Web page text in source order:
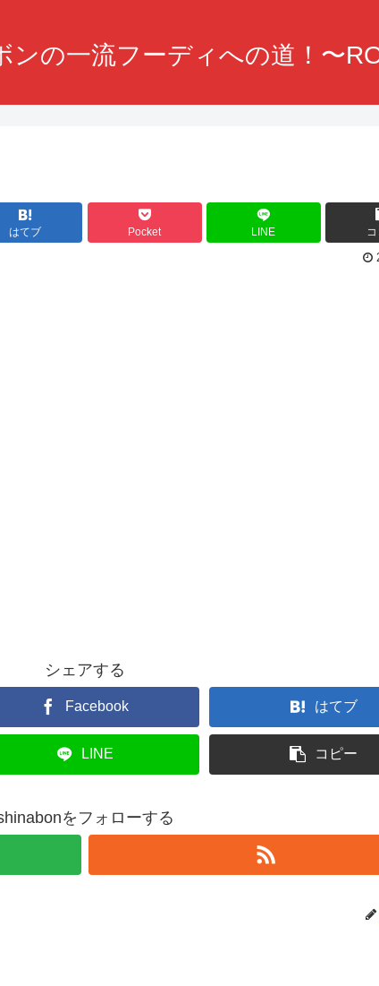
ンの一流フーディへの道！〜
はてブ Pocket LINE
シェアする
Facebook はてブ
LINE コピー
をフォローする